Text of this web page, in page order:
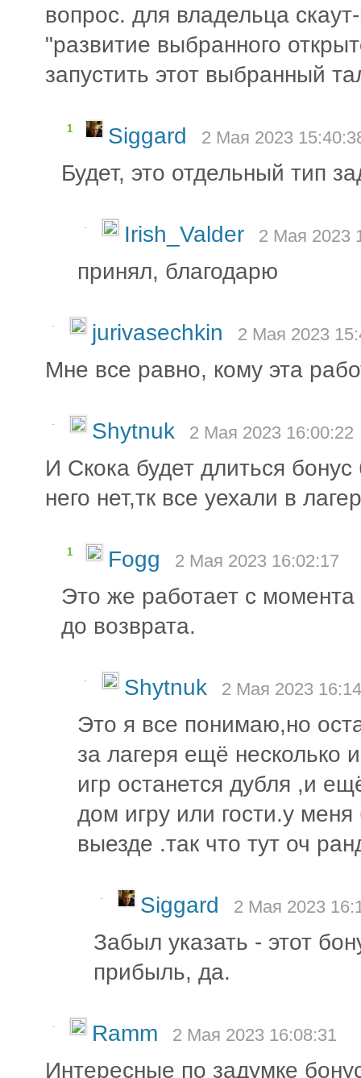
вопрос. для владельца
"развитие выбранного
запустить этот выбранный
1 Siggard 2 Мая 2023
Будет, это отдельный тип
- Irish_Valder 2 Мая 2023
принял, благодарю
- jurivasechkin 2 Мая 2023
Мне все равно, кому эта
- Shytnuk 2 Мая 2023 16:00:22
И Скока будет длиться
него нет,тк все уехали в
1 Fogg 2 Мая 2023 16:02:17
Это же работает с
до возврата.
- Shytnuk 2 Мая 2023
Это я все понимаю,но
за лагеря ещё несколько
игр останется дубля ,и
дом игру или гости.у
выезде .так что тут оч
- Siggard 2 Мая 2023
Забыл указать - этот
прибыль, да.
- Ramm 2 Мая 2023 16:08:31
Интересные по задумке